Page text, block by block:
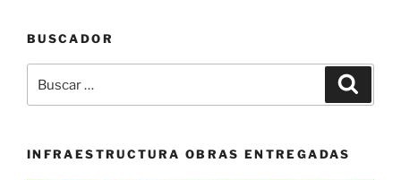
medalla
oro
el
BUSCADOR
por:
INFRAESTRUCTURA OBRAS ENTREGADAS